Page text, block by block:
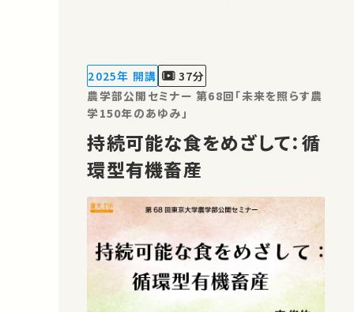
誰かの学びに繋がるかもしれません。 お
気に入りの講義・講演があればSNSなど
でシ…
2025年 開講
37分
農学部公開セミナー 第68回「未来を照らす農
学150年のあゆみ」
持続可能な食をめざして：循
環型有機畜産